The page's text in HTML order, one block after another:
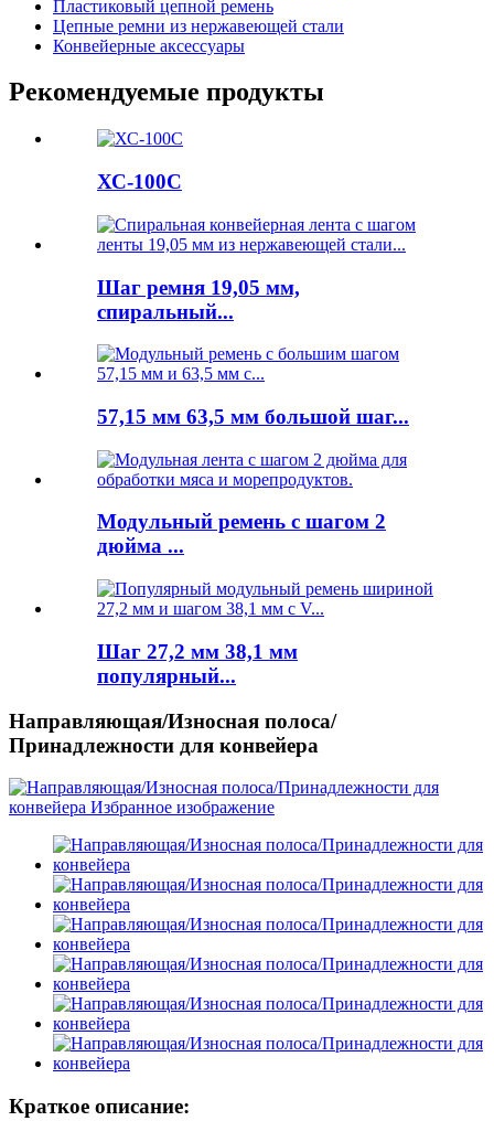
Пластиковый цепной ремень
Цепные ремни из нержавеющей стали
Конвейерные аксессуары
Рекомендуемые продукты
ХС-100С
Шаг ремня 19,05 мм,
спиральный...
57,15 мм 63,5 мм большой шаг...
Модульный ремень с шагом 2
дюйма ...
Шаг 27,2 мм 38,1 мм
популярный...
Направляющая/Износная полоса/
Принадлежности для конвейера
Краткое описание: